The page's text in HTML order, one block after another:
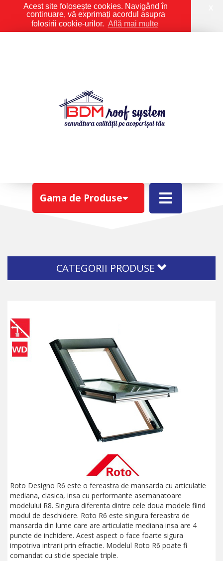
Acest site folosește cookies. Navigând în
continuare, vă exprimați acordul asupra
folosirii cookie-urilor. Află mai multe
Gama de Produse
CATEGORII PRODUSE
Roto Designo R6 este o fereastra de mansarda cu articulatie
mediana, clasica, insa cu performante asemanatoare
modelului R8. Singura diferenta dintre cele doua modele fiind
modul de deschidere. Roto R6 este singura fereastra de
mansarda din lume care are articulatie mediana insa are 4
puncte de inchidere. Acest aspect o face foarte sigura
impotriva intrarii prin efractie. Modelul Roto R6 poate fi
comandat cu sticle speciale triple.